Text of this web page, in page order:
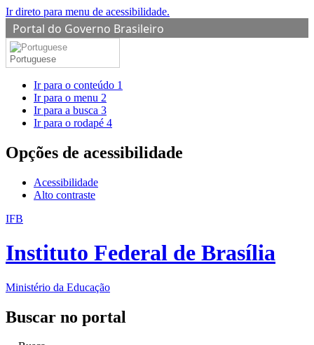
Ir direto para menu de acessibilidade.
Portal do Governo Brasileiro
Portuguese
Ir para o conteúdo 1
Ir para o menu 2
Ir para a busca 3
Ir para o rodapé 4
Opções de acessibilidade
Acessibilidade
Alto contraste
IFB
Instituto Federal de Brasília
Ministério da Educação
Buscar no portal